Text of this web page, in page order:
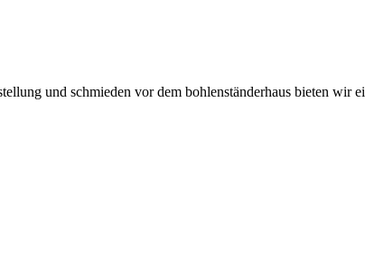
und schmieden vor dem bohlenständerhaus bieten wir